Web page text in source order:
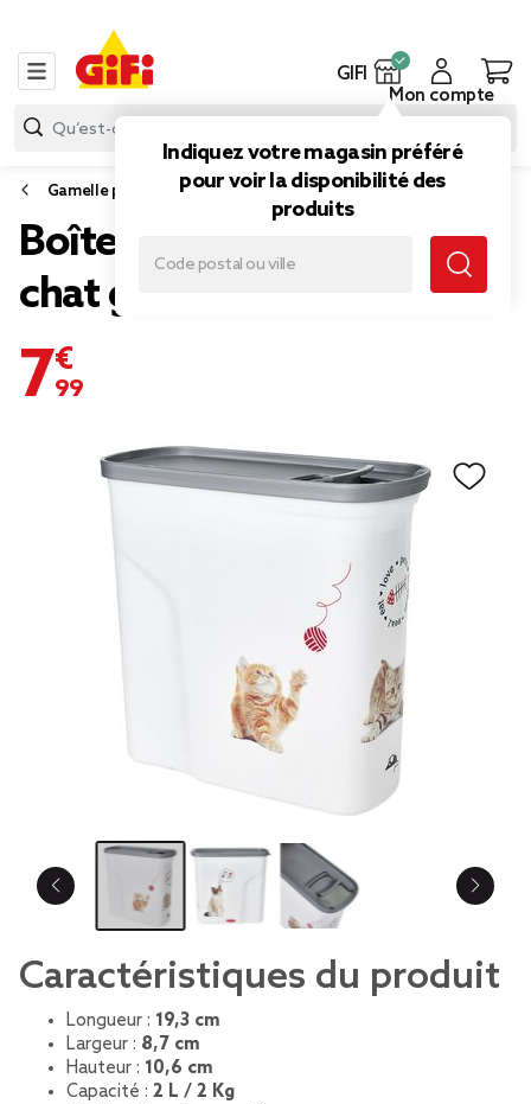
GIFI
Indiquez votre magasin préféré
pour voir la disponibilité des
produits
Mon compte
Gamelle pour chat, distributeur de croquettes pour chat
Boîte à croquettes pour
chat grise et blanche 2L
7,99 €
Caractéristiques du produit
Longueur : 19,3 cm
Largeur : 8,7 cm
Hauteur : 10,6 cm
Capacité : 2 L / 2 Kg